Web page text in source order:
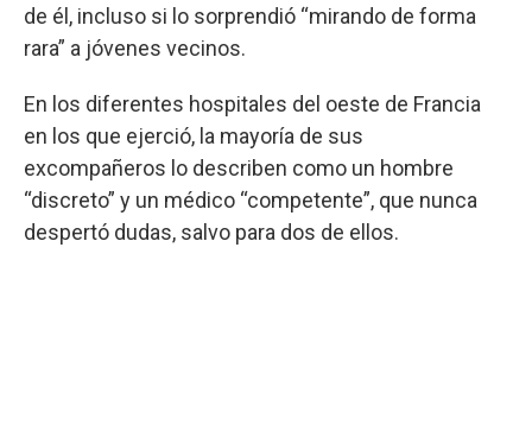
de él, incluso si lo sorprendió “mirando de forma
rara” a jóvenes vecinos.
En los diferentes hospitales del oeste de Francia
en los que ejerció, la mayoría de sus
excompañeros lo describen como un hombre
“discreto” y un médico “competente”, que nunca
despertó dudas, salvo para dos de ellos.